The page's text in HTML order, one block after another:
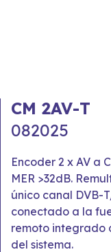
CM 2AV-T
082025
Encoder 2 x AV a
MER >32dB.
único canal DVB-
conectado a la
remoto integrado
del sistema.